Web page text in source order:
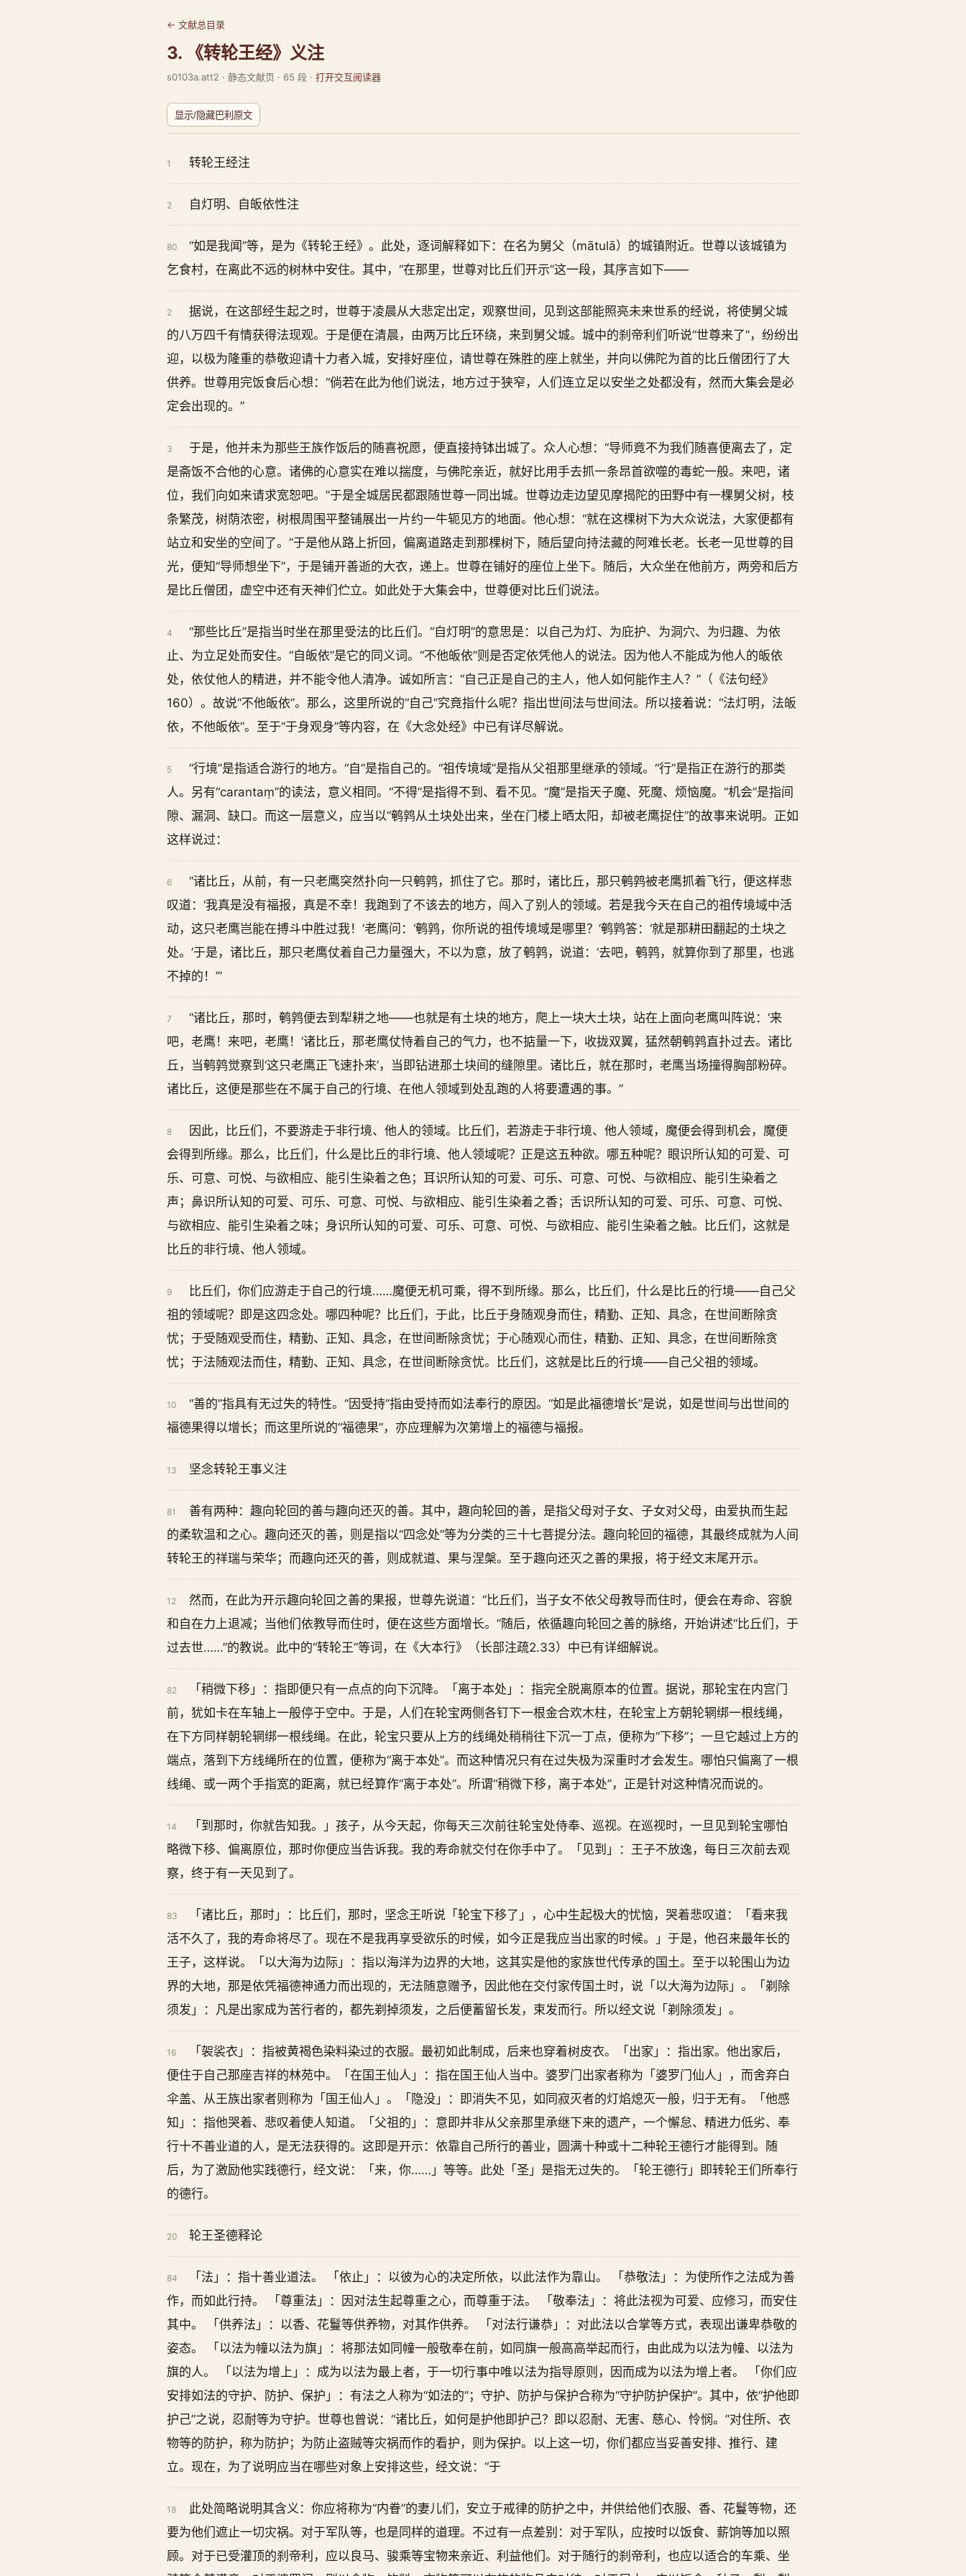
← 文献总目录
3. 《转轮王经》义注
s0103a.att2 · 静态文献页 · 65 段 · 打开交互阅读器
显示/隐藏巴利原文
1 转轮王经注
2 自灯明、自皈依性注
80
“如是我闻”等，是为《转轮王经》。此处，逐词解释如下：在名为舅父（mātulā）的城镇附近。世尊以该城镇为
乞食村，在离此不远的树林中安住。其中，“在那里，世尊对比丘们开示”这一段，其序言如下——
2
据说，在这部经生起之时，世尊于凌晨从大悲定出定，观察世间，见到这部能照亮未来世系的经说，将使舅父城
的八万四千有情获得法现观。于是便在清晨，由两万比丘环绕，来到舅父城。城中的刹帝利们听说“世尊来了”，纷纷出
迎，以极为隆重的恭敬迎请十力者入城，安排好座位，请世尊在殊胜的座上就坐，并向以佛陀为首的比丘僧团行了大
供养。世尊用完饭食后心想：“倘若在此为他们说法，地方过于狭窄，人们连立足以安坐之处都没有，然而大集会是必
定会出现的。”
3
于是，他并未为那些王族作饭后的随喜祝愿，便直接持钵出城了。众人心想：“导师竟不为我们随喜便离去了，定
是斋饭不合他的心意。诸佛的心意实在难以揣度，与佛陀亲近，就好比用手去抓一条昂首欲噬的毒蛇一般。来吧，诸
位，我们向如来请求宽恕吧。”于是全城居民都跟随世尊一同出城。世尊边走边望见摩揭陀的田野中有一棵舅父树，枝
条繁茂，树荫浓密，树根周围平整铺展出一片约一牛轭见方的地面。他心想：“就在这棵树下为大众说法，大家便都有
站立和安坐的空间了。”于是他从路上折回，偏离道路走到那棵树下，随后望向持法藏的阿难长老。长老一见世尊的目
光，便知“导师想坐下”，于是铺开善逝的大衣，递上。世尊在铺好的座位上坐下。随后，大众坐在他前方，两旁和后方
是比丘僧团，虚空中还有天神们伫立。如此处于大集会中，世尊便对比丘们说法。
4
“那些比丘”是指当时坐在那里受法的比丘们。“自灯明”的意思是：以自己为灯、为庇护、为洞穴、为归趣、为依
止、为立足处而安住。“自皈依”是它的同义词。“不他皈依”则是否定依凭他人的说法。因为他人不能成为他人的皈依
处，依仗他人的精进，并不能令他人清净。诚如所言：“自己正是自己的主人，他人如何能作主人？”（《法句经》
160）。故说“不他皈依”。那么，这里所说的“自己”究竟指什么呢？指出世间法与世间法。所以接着说：“法灯明，法皈
依，不他皈依”。至于“于身观身”等内容，在《大念处经》中已有详尽解说。
5
“行境”是指适合游行的地方。“自”是指自己的。“祖传境域”是指从父祖那里继承的领域。“行”是指正在游行的那类
人。另有“carantaṃ”的读法，意义相同。“不得”是指得不到、看不见。“魔”是指天子魔、死魔、烦恼魔。“机会”是指间
隙、漏洞、缺口。而这一层意义，应当以“鹌鹑从土块处出来，坐在门楼上晒太阳，却被老鹰捉住”的故事来说明。正如
这样说过：
6
“诸比丘，从前，有一只老鹰突然扑向一只鹌鹑，抓住了它。那时，诸比丘，那只鹌鹑被老鹰抓着飞行，便这样悲
叹道：‘我真是没有福报，真是不幸！我跑到了不该去的地方，闯入了别人的领域。若是我今天在自己的祖传境域中活
动，这只老鹰岂能在搏斗中胜过我！’老鹰问：‘鹌鹑，你所说的祖传境域是哪里？’鹌鹑答：‘就是那耕田翻起的土块之
处。’于是，诸比丘，那只老鹰仗着自己力量强大，不以为意，放了鹌鹑，说道：‘去吧，鹌鹑，就算你到了那里，也逃
不掉的！’”
7
“诸比丘，那时，鹌鹑便去到犁耕之地——也就是有土块的地方，爬上一块大土块，站在上面向老鹰叫阵说：‘来
吧，老鹰！来吧，老鹰！’诸比丘，那老鹰仗恃着自己的气力，也不掂量一下，收拢双翼，猛然朝鹌鹑直扑过去。诸比
丘，当鹌鹑觉察到‘这只老鹰正飞速扑来’，当即钻进那土块间的缝隙里。诸比丘，就在那时，老鹰当场撞得胸部粉碎。
诸比丘，这便是那些在不属于自己的行境、在他人领域到处乱跑的人将要遭遇的事。”
8
因此，比丘们，不要游走于非行境、他人的领域。比丘们，若游走于非行境、他人领域，魔便会得到机会，魔便
会得到所缘。那么，比丘们，什么是比丘的非行境、他人领域呢？正是这五种欲。哪五种呢？眼识所认知的可爱、可
乐、可意、可悦、与欲相应、能引生染着之色；耳识所认知的可爱、可乐、可意、可悦、与欲相应、能引生染着之
声；鼻识所认知的可爱、可乐、可意、可悦、与欲相应、能引生染着之香；舌识所认知的可爱、可乐、可意、可悦、
与欲相应、能引生染着之味；身识所认知的可爱、可乐、可意、可悦、与欲相应、能引生染着之触。比丘们，这就是
比丘的非行境、他人领域。
9
比丘们，你们应游走于自己的行境……魔便无机可乘，得不到所缘。那么，比丘们，什么是比丘的行境——自己父
祖的领域呢？即是这四念处。哪四种呢？比丘们，于此，比丘于身随观身而住，精勤、正知、具念，在世间断除贪
忧；于受随观受而住，精勤、正知、具念，在世间断除贪忧；于心随观心而住，精勤、正知、具念，在世间断除贪
忧；于法随观法而住，精勤、正知、具念，在世间断除贪忧。比丘们，这就是比丘的行境——自己父祖的领域。
10
“善的”指具有无过失的特性。“因受持”指由受持而如法奉行的原因。“如是此福德增长”是说，如是世间与出世间的
福德果得以增长；而这里所说的“福德果”，亦应理解为次第增上的福德与福报。
13 坚念转轮王事义注
81
善有两种：趣向轮回的善与趣向还灭的善。其中，趣向轮回的善，是指父母对子女、子女对父母，由爱执而生起
的柔软温和之心。趣向还灭的善，则是指以“四念处”等为分类的三十七菩提分法。趣向轮回的福德，其最终成就为人间
转轮王的祥瑞与荣华；而趣向还灭的善，则成就道、果与涅槃。至于趣向还灭之善的果报，将于经文末尾开示。
12
然而，在此为开示趣向轮回之善的果报，世尊先说道：“比丘们，当子女不依父母教导而住时，便会在寿命、容貌
和自在力上退减；当他们依教导而住时，便在这些方面增长。”随后，依循趣向轮回之善的脉络，开始讲述“比丘们，于
过去世……”的教说。此中的“转轮王”等词，在《大本行》（长部注疏2.33）中已有详细解说。
82
「稍微下移」：指即便只有一点点的向下沉降。「离于本处」：指完全脱离原本的位置。据说，那轮宝在内宫门
前，犹如卡在车轴上一般停于空中。于是，人们在轮宝两侧各钉下一根金合欢木柱，在轮宝上方朝轮辋绑一根线绳，
在下方同样朝轮辋绑一根线绳。在此，轮宝只要从上方的线绳处稍稍往下沉一丁点，便称为“下移”；一旦它越过上方的
端点，落到下方线绳所在的位置，便称为“离于本处”。而这种情况只有在过失极为深重时才会发生。哪怕只偏离了一根
线绳、或一两个手指宽的距离，就已经算作“离于本处”。所谓“稍微下移，离于本处”，正是针对这种情况而说的。
14
「到那时，你就告知我。」孩子，从今天起，你每天三次前往轮宝处侍奉、巡视。在巡视时，一旦见到轮宝哪怕
略微下移、偏离原位，那时你便应当告诉我。我的寿命就交付在你手中了。「见到」：王子不放逸，每日三次前去观
察，终于有一天见到了。
83
「诸比丘，那时」：比丘们，那时，坚念王听说「轮宝下移了」，心中生起极大的忧恼，哭着悲叹道：「看来我
活不久了，我的寿命将尽了。现在不是我再享受欲乐的时候，如今正是我应当出家的时候。」于是，他召来最年长的
王子，这样说。「以大海为边际」：指以海洋为边界的大地，这其实是他的家族世代传承的国土。至于以轮围山为边
界的大地，那是依凭福德神通力而出现的，无法随意赠予，因此他在交付家传国土时，说「以大海为边际」。「剃除
须发」：凡是出家成为苦行者的，都先剃掉须发，之后便蓄留长发，束发而行。所以经文说「剃除须发」。
16
「袈裟衣」：指被黄褐色染料染过的衣服。最初如此制成，后来也穿着树皮衣。「出家」：指出家。他出家后，
便住于自己那座吉祥的林苑中。「在国王仙人」：指在国王仙人当中。婆罗门出家者称为「婆罗门仙人」，而舍弃白
伞盖、从王族出家者则称为「国王仙人」。「隐没」：即消失不见，如同寂灭者的灯焰熄灭一般，归于无有。「他感
知」：指他哭着、悲叹着使人知道。「父祖的」：意即并非从父亲那里承继下来的遗产，一个懈怠、精进力低劣、奉
行十不善业道的人，是无法获得的。这即是开示：依靠自己所行的善业，圆满十种或十二种轮王德行才能得到。随
后，为了激励他实践德行，经文说：「来，你……」等等。此处「圣」是指无过失的。「轮王德行」即转轮王们所奉行
的德行。
20 轮王圣德释论
84
「法」：指十善业道法。 「依止」：以彼为心的决定所依，以此法作为靠山。 「恭敬法」：为使所作之法成为善
作，而如此行持。 「尊重法」：因对法生起尊重之心，而尊重于法。 「敬奉法」：将此法视为可爱、应修习，而安住
其中。 「供养法」：以香、花鬘等供养物，对其作供养。 「对法行谦恭」：对此法以合掌等方式，表现出谦卑恭敬的
姿态。 「以法为幢以法为旗」：将那法如同幢一般敬奉在前，如同旗一般高高举起而行，由此成为以法为幢、以法为
旗的人。 「以法为增上」：成为以法为最上者，于一切行事中唯以法为指导原则，因而成为以法为增上者。 「你们应
安排如法的守护、防护、保护」：有法之人称为“如法的”；守护、防护与保护合称为“守护防护保护”。其中，依“护他即
护己”之说，忍耐等为守护。世尊也曾说：“诸比丘，如何是护他即护己？即以忍耐、无害、慈心、怜悯。”对住所、衣
物等的防护，称为防护；为防止盗贼等灾祸而作的看护，则为保护。以上这一切，你们都应当妥善安排、推行、建
立。现在，为了说明应当在哪些对象上安排这些，经文说：“于
18
此处简略说明其含义：你应将称为“内眷”的妻儿们，安立于戒律的防护之中，并供给他们衣服、香、花鬘等物，还
要为他们遮止一切灾祸。对于军队等，也是同样的道理。不过有一点差别：对于军队，应按时以饭食、薪饷等加以照
顾。对于已受灌顶的刹帝利，应以良马、骏乘等宝物来亲近、利益他们。对于随行的刹帝利，也应以适合的车乘、坐